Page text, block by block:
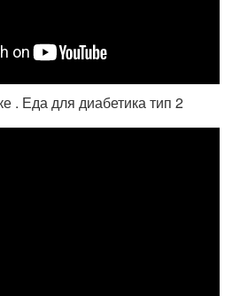
. Еда для диабетика тип 2